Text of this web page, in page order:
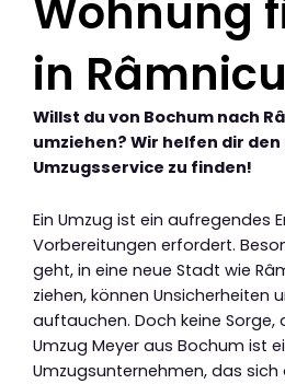
Wohnung
in
Willst du von Bochum nach
umziehen? Wir helfen dir
Umzugsservice zu finden!
Ein Umzug ist ein aufregendes
Vorbereitungen erfordert.
geht, in eine neue Stadt wie
ziehen, können Unsicherheiten
auftauchen. Doch keine Sorge,
Umzug Meyer aus Bochum ist
Umzugsunternehmen, das